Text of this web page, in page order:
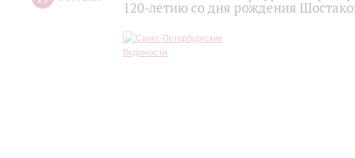
120‑летию со дня рождения